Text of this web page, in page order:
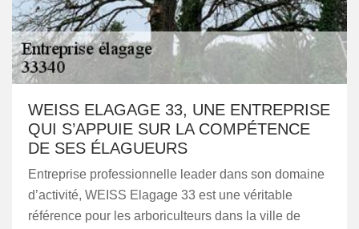
WEISS ELAGAGE 33, UNE ENTREPRISE
QUI S’APPUIE SUR LA COMPÉTENCE
DE SES ÉLAGUEURS
Entreprise professionnelle leader dans son domaine
d’activité, WEISS Elagage 33 est une véritable
référence pour les arboriculteurs dans la ville de